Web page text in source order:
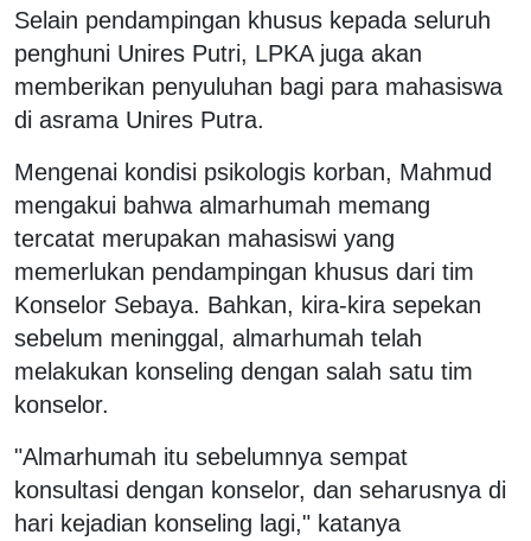
Selain pendampingan khusus kepada seluruh
penghuni Unires Putri, LPKA juga akan
memberikan penyuluhan bagi para mahasiswa
di asrama Unires Putra.
Mengenai kondisi psikologis korban, Mahmud
mengakui bahwa almarhumah memang
tercatat merupakan mahasiswi yang
memerlukan pendampingan khusus dari tim
Konselor Sebaya. Bahkan, kira-kira sepekan
sebelum meninggal, almarhumah telah
melakukan konseling dengan salah satu tim
konselor.
"Almarhumah itu sebelumnya sempat
konsultasi dengan konselor, dan seharusnya di
hari kejadian konseling lagi," katanya